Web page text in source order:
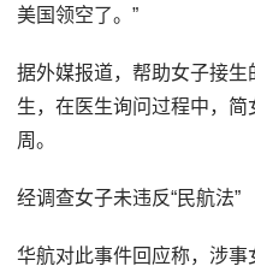
美国领空了。”
据外媒报道，帮助女子接
生，在医生询问过程中，
周。
经调查女子未违反“民航法”
华航对此事件回应称，涉